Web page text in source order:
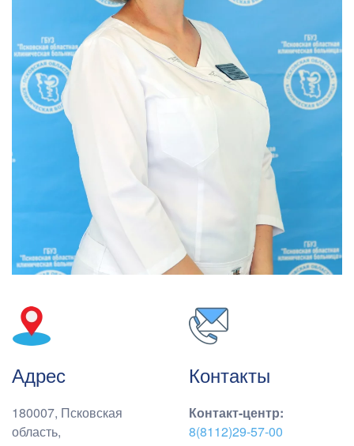
Адрес
180007, Псковская
область,
Контакты
Контакт-центр:
8(8112)29-57-00